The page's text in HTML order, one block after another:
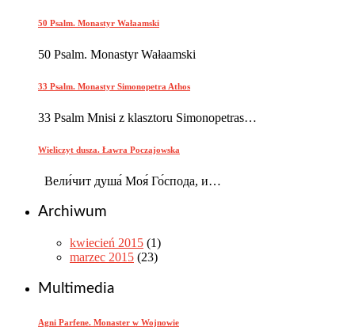
50 Psalm. Monastyr Wałaamski
50 Psalm. Monastyr Wałaamski
33 Psalm. Monastyr Simonopetra Athos
33 Psalm Mnisi z klasztoru Simonopetras…
Wieliczyt dusza. Ławra Poczajowska
Вели́чит душа́ Моя́ Го́спода, и…
Archiwum
kwiecień 2015 (1)
marzec 2015 (23)
Multimedia
Agni Parfene. Monaster w Wojnowie